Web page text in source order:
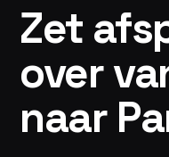
Zet
over
naar